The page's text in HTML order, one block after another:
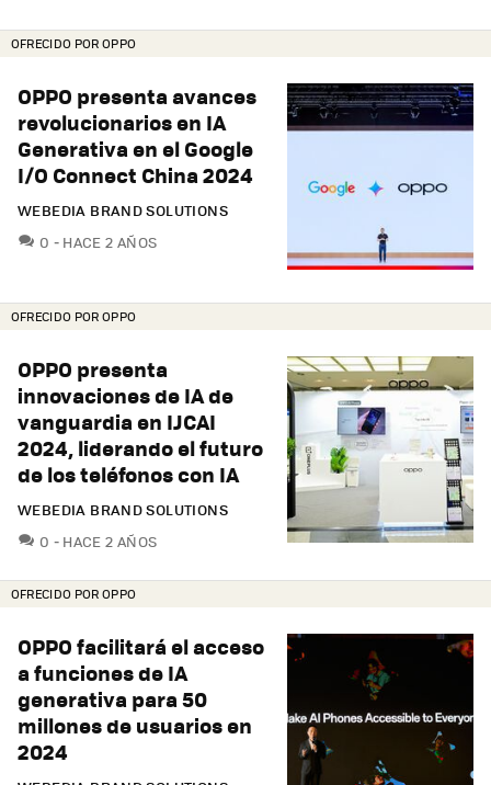
OFRECIDO POR OPPO
OPPO presenta avances
revolucionarios en IA
Generativa en el Google
I/O Connect China 2024
WEBEDIA BRAND SOLUTIONS
0 COMENTARIOS
HACE 2 AÑOS
OFRECIDO POR OPPO
OPPO presenta
innovaciones de IA de
vanguardia en IJCAI
2024, liderando el futuro
de los teléfonos con IA
WEBEDIA BRAND SOLUTIONS
0 COMENTARIOS
HACE 2 AÑOS
OFRECIDO POR OPPO
OPPO facilitará el acceso
a funciones de IA
generativa para 50
millones de usuarios en
2024